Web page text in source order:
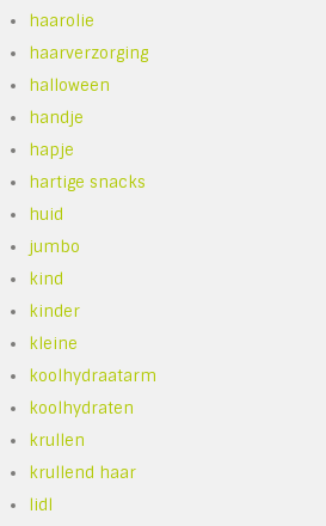
haarolie
haarverzorging
halloween
handje
hapje
hartige snacks
huid
jumbo
kind
kinder
kleine
koolhydraatarm
koolhydraten
krullen
krullend haar
lidl